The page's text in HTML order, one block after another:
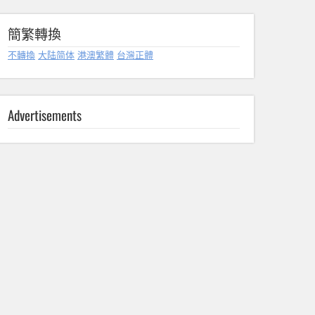
簡繁轉換
不轉換 大陆简体 港澳繁體 台灣正體
Advertisements